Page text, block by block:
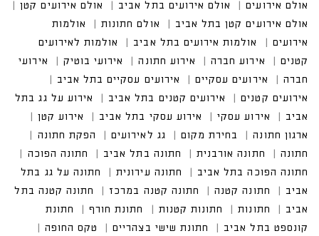
אולם אירועים אולם אירועים בתל אביב
אולם אירועים קטן
אולם אירועים קטן בתל אביב
אולם חתונות
אולמות אירו
עים
אולמות אירועים בתל אביב
אולמות לאירועים קטנים
אירוע חברה
אירוע חתונה
אירועי בוטיק
אירועים עסקיים
אירועים עסקיים בתל אביב
אירועים קטנים בתל אביב
אירוע על גג בתל אביב
אירוע עסקי בתל אביב